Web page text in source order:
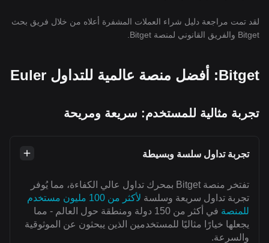
لقد تمت مراجعة دليل شراء العملات المشفرة أعلاه من خلال فريق بحث
Bitget والفريق القانوني لمنصة Bitget.
Bitget: أفضل منصة عالمية للتداول Euler
تجربة مثالية للمستخدم: سريعة ومريحة
تجربة تداول سلسة وبسيطة
تفتخر منصة Bitget بمحرك تداول عالي الكفاءة، مما يُوفر
تجربة تداول سريعة وسلسة
لأكثر من 100 مليون مستخدم
للمنصة
في أكثر من 150 دولة ومنطقة حول العالم - مما
يجعلها خيارًا مثاليًا للمستخدمين الذين يبحثون عن الموثوقية
والسرعة.